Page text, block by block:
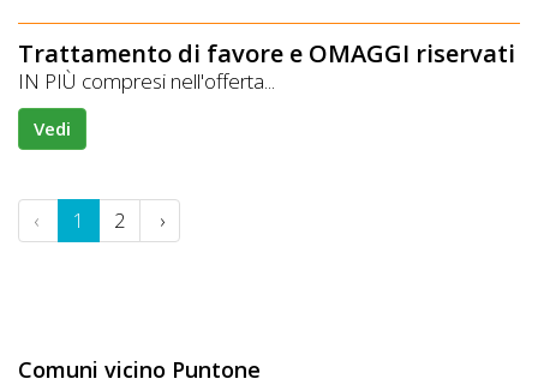
Trattamento di favore e OMAGGI riservati
IN PIÙ compresi nell'offerta...
Vedi
‹ 1 2 ›
Comuni vicino Puntone